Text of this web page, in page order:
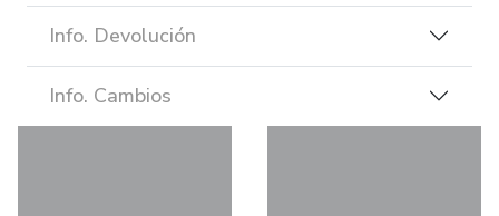
Info. Devolución
Info. Cambios